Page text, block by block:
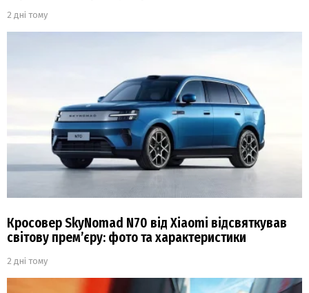
2 дні тому
Кросовер SkyNomad N70 від Xiaomi відсвяткував
світову прем’єру: фото та характеристики
2 дні тому